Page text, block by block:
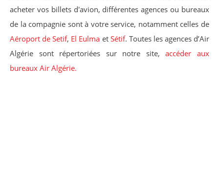
acheter vos billets d'avion, différentes agences ou bureaux
de la compagnie sont à votre service, notamment celles de
Aéroport de Setif, El Eulma et Sétif. Toutes les agences d’Air
Algérie sont répertoriées sur notre site,accéder aux
bureaux Air Algérie.